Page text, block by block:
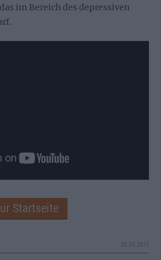
im Bereich des depressiven
Startseite